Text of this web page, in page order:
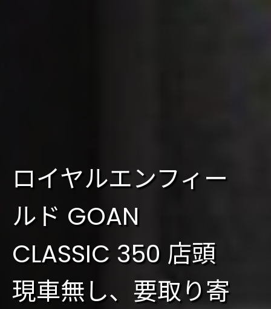
ロイヤルエンフィー
ルド GOAN
CLASSIC 350 店頭
現車無し、要取り寄